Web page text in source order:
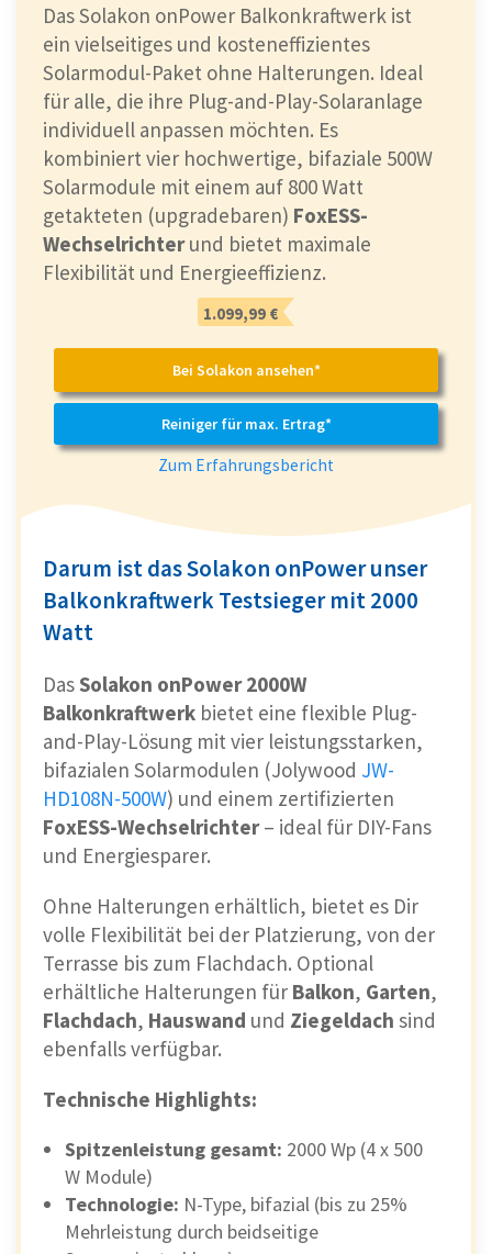
Das Solakon onPower Balkonkraftwerk ist
ein vielseitiges und kosteneffizientes
Solarmodul-Paket ohne Halterungen. Ideal
für alle, die ihre Plug-and-Play-Solaranlage
individuell anpassen möchten. Es
kombiniert vier hochwertige, bifaziale 500W
Solarmodule mit einem auf 800 Watt
getakteten (upgradebaren) FoxESS-
Wechselrichterund bietet maximale
Flexibilität und Energieeffizienz.
1.099,99 €
Bei Solakon ansehen*
Reiniger für max. Ertrag*
Zum Erfahrungsbericht
Darum ist das Solakon onPower unser
Balkonkraftwerk Testsieger mit 2000
Watt
DasSolakon onPower 2000W
Balkonkraftwerk bietet eine flexible Plug-
and-Play-Lösung mit vier leistungsstarken,
bifazialen Solarmodulen (Jolywood JW-
HD108N-500W) und einem zertifizierten
FoxESS-Wechselrichter– ideal für DIY-Fans
und Energiesparer.
Ohne Halterungen erhältlich, bietet es Dir
volle Flexibilität bei der Platzierung, von der
Terrasse bis zum Flachdach. Optional
erhältliche Halterungen für Balkon, Garten,
Flachdach, Hauswand und Ziegeldach sind
ebenfalls verfügbar.
Technische Highlights:
Spitzenleistung gesamt: 2000 Wp (4 x 500
W Module)
Technologie: N-Type, bifazial (bis zu 25%
Mehrleistung durch beidseitige